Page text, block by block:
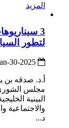
المزيد
لتطور
أ.د. صدقه بن
مجلس
البينية
والاجتماعية
د...